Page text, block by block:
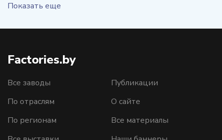
Показать еще
Factories.by
Все заводы
По отраслям
По регионам
Публикации
О сайте
Все материалы